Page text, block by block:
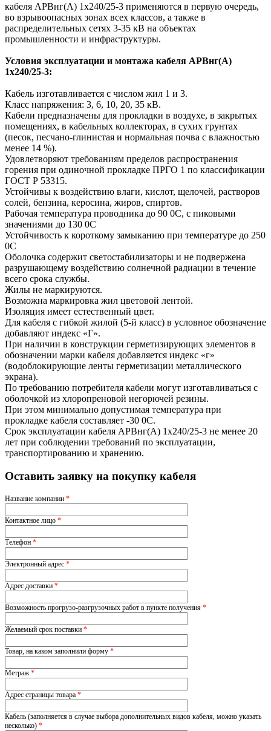
кабеля АРВнг(A) 1х240/25-3 применяются в первую очередь,
во взрывоопасных зонах всех классов, а также в
распределительных сетях 3-35 кВ на объектах
промышленности и инфраструктуры.
Условия эксплуатации и монтажа кабеля АРВнг(A)
1х240/25-3:
Кабель изготавливается с числом жил 1 и 3.
Класс напряжения: 3, 6, 10, 20, 35 кВ.
Кабели предназначены для прокладки в воздухе, в закрытых
помещениях, в кабельных коллекторах, в сухих грунтах
(песок, песчано-глинистая и нормальная почва с влажностью
менее 14 %).
Удовлетворяют требованиям пределов распространения
горения при одиночной прокладке ПРГО 1 по классификации
ГОСТ Р 53315.
Устойчивы к воздействию влаги, кислот, щелочей, растворов
солей, бензина, керосина, жиров, спиртов.
Рабочая температура проводника до 90 0С, с пиковыми
значениями до 130 0С
Устойчивость к короткому замыканию при температуре до 250
0С
Оболочка содержит светостабилизаторы и не подвержена
разрушающему воздействию солнечной радиации в течение
всего срока службы.
Жилы не маркируются.
Возможна маркировка жил цветовой лентой.
Изоляция имеет естественный цвет.
Для кабеля с гибкой жилой (5-й класс) в условное обозначение
добавляют индекс «Г».
При наличии в конструкции герметизирующих элементов в
обозначении марки кабеля добавляется индекс «г»
(водоблокирующие ленты герметизации металлического
экрана).
По требованию потребителя кабели могут изготавливаться с
оболочкой из хлоропреновой негорючей резины.
При этом минимально допустимая температура при
прокладке кабеля составляет -30 0С.
Срок эксплуатации кабеля АРВнг(A) 1х240/25-3 не менее 20
лет при соблюдении требований по эксплуатации,
транспортированию и хранению.
Оставить заявку на покупку кабеля
Название компании *
Контактное лицо *
Телефон *
Электронный адрес *
Адрес доставки *
Возможность прогрузо-разгрузочных работ в пункте получения *
Желаемый срок поставки *
Товар, на каком заполнили форму *
Метраж*
Адрес страницы товара *
Кабель (заполняется в случае выбора дополнительных видов кабеля, можно указать
несколько) *